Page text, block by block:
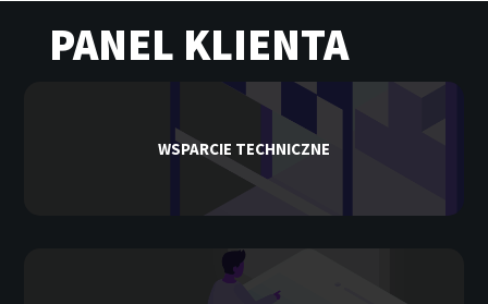
PANEL KLIENTA
WSPARCIE TECHNICZNE